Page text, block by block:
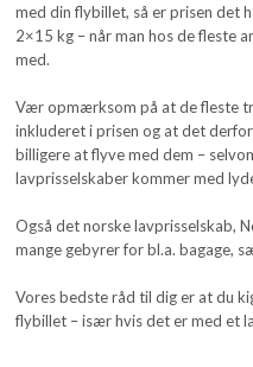
med din flybillet, så er prisen det
2×15 kg – når man hos de fleste
med.
Vær opmærksom på at de fleste
inkluderet i prisen og at det
billigere at flyve med dem –
lavprisselskaber kommer med
Også det norske lavprisselskab,
mange gebyrer for bl.a. bagage,
Vores bedste råd til dig er at du
flybillet – især hvis det er med et